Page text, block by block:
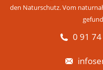
den Naturschutz. Vom
0 91